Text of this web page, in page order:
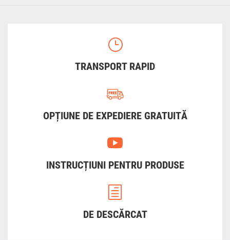
TRANSPORT RAPID
OPȚIUNE DE EXPEDIERE GRATUITĂ
INSTRUCȚIUNI PENTRU PRODUSE
DE DESCĂRCAT